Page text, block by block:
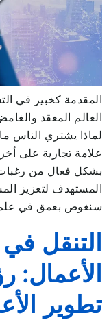
المقدمة كخبير في
العالم المعقد
لماذا يشتري الناس
علامة تجارية على
بشكل فعال من
المستهدف لتعزيز
سنغوص بعمق في
التنقل
تطوير